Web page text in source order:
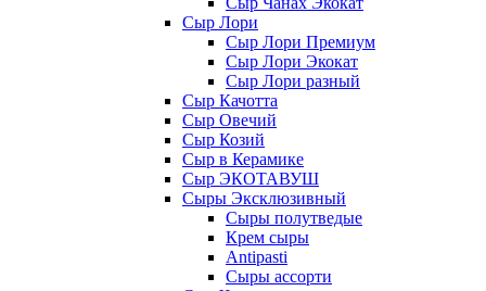
Сыр Лори
Сыр Лори Премиум
Сыр Лори Экокат
Сыр Лори разный
Сыр Качотта
Сыр Овечий
Сыр Козий
Сыр в Керамике
Сыр ЭКОТАВУШ
Сыры Эксклюзивный
Сыры полутведые
Крем сыры
Antipasti
Сыры ассорти